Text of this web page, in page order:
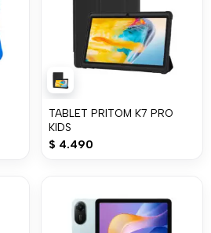
TABLET PRITOM K7 PRO
KIDS
$ 4.490